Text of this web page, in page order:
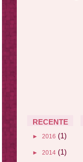
RECENTE
► 2016 (1)
► 2014 (1)